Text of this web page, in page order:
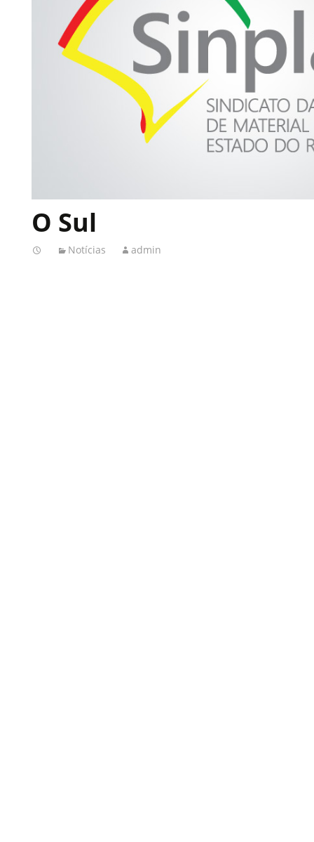
O Sul
Notícias admin